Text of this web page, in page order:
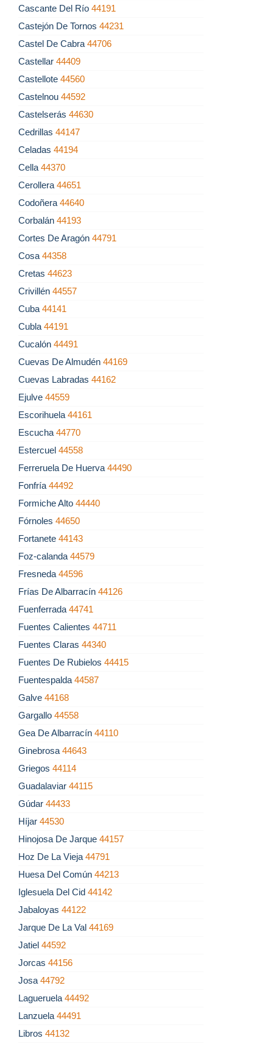
Cascante Del Río 44191
Castejón De Tornos 44231
Castel De Cabra 44706
Castellar 44409
Castellote 44560
Castelnou 44592
Castelserás 44630
Cedrillas 44147
Celadas 44194
Cella 44370
Cerollera 44651
Codoñera 44640
Corbalán 44193
Cortes De Aragón 44791
Cosa 44358
Cretas 44623
Crivillén 44557
Cuba 44141
Cubla 44191
Cucalón 44491
Cuevas De Almudén 44169
Cuevas Labradas 44162
Ejulve 44559
Escorihuela 44161
Escucha 44770
Estercuel 44558
Ferreruela De Huerva 44490
Fonfría 44492
Formiche Alto 44440
Fórnoles 44650
Fortanete 44143
Foz-calanda 44579
Fresneda 44596
Frías De Albarracín 44126
Fuenferrada 44741
Fuentes Calientes 44711
Fuentes Claras 44340
Fuentes De Rubielos 44415
Fuentespalda 44587
Galve 44168
Gargallo 44558
Gea De Albarracín 44110
Ginebrosa 44643
Griegos 44114
Guadalaviar 44115
Gúdar 44433
Híjar 44530
Hinojosa De Jarque 44157
Hoz De La Vieja 44791
Huesa Del Común 44213
Iglesuela Del Cid 44142
Jabaloyas 44122
Jarque De La Val 44169
Jatiel 44592
Jorcas 44156
Josa 44792
Lagueruela 44492
Lanzuela 44491
Libros 44132